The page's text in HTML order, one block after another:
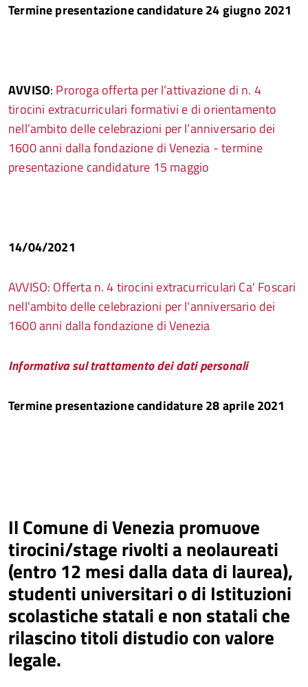
Termine presentazione candidature 24 giugno 2021
AVVISO: Proroga offerta per l’attivazione di n. 4
tirocini extracurriculari formativi e di orientamento
nell’ambito delle celebrazioni per l’anniversario dei
1600 anni dalla fondazione di Venezia - termine
presentazione candidature 15 maggio
14/04/2021
AVVISO: Offerta n. 4 tirocini extracurriculari Ca' Foscari
nell'ambito delle celebrazioni per l'anniversario dei
1600 anni dalla fondazione di Venezia
Informativa sul trattamento dei dati personali
Termine presentazione candidature 28 aprile 2021
Il Comune di Venezia promuove
tirocini/stage rivolti a neolaureati
(entro 12 mesi dalla data di laurea),
studenti universitari o di Istituzioni
scolastiche statali e non statali che
rilascino titoli distudio con valore
legale.